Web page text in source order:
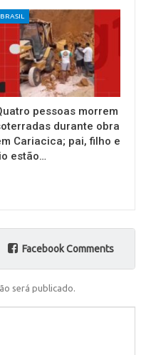
BRASIL
pessoas morrem
durante obra
Cariacica; pai, filho e
estão…
Facebook Comments
será publicado.